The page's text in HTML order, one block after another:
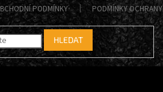
PODMÍNKY PODMÍNKY
HLEDAT